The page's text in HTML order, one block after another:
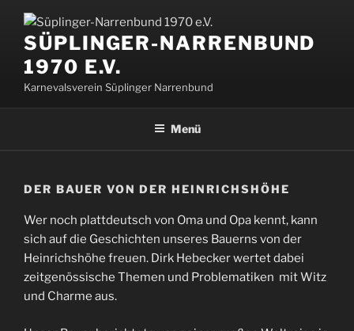
Inhalt
springenSÜPLINGER-NARRENBUND
1970 E.V.
Karnevalsverein Süplinger Narrenbund
Menü
DER BAUER VON DER HEINRICHSHÖHE
Wer noch plattdeutsch von Oma und Opa kennt, kann
sich auf die Geschichten unseres Bauerns von der
Heinrichshöhe freuen. Dirk Hebecker wertet dabei
zeitgenössische Themen und Problematiken mit Witz
und Charme aus.